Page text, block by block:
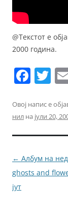
@Текстот е
2000 година.
F
c
e
b
o
o
T
itt
er
Овој напис е
нил на јули 20,
Навигација
за
написи
← Албум на
ghosts and
јут